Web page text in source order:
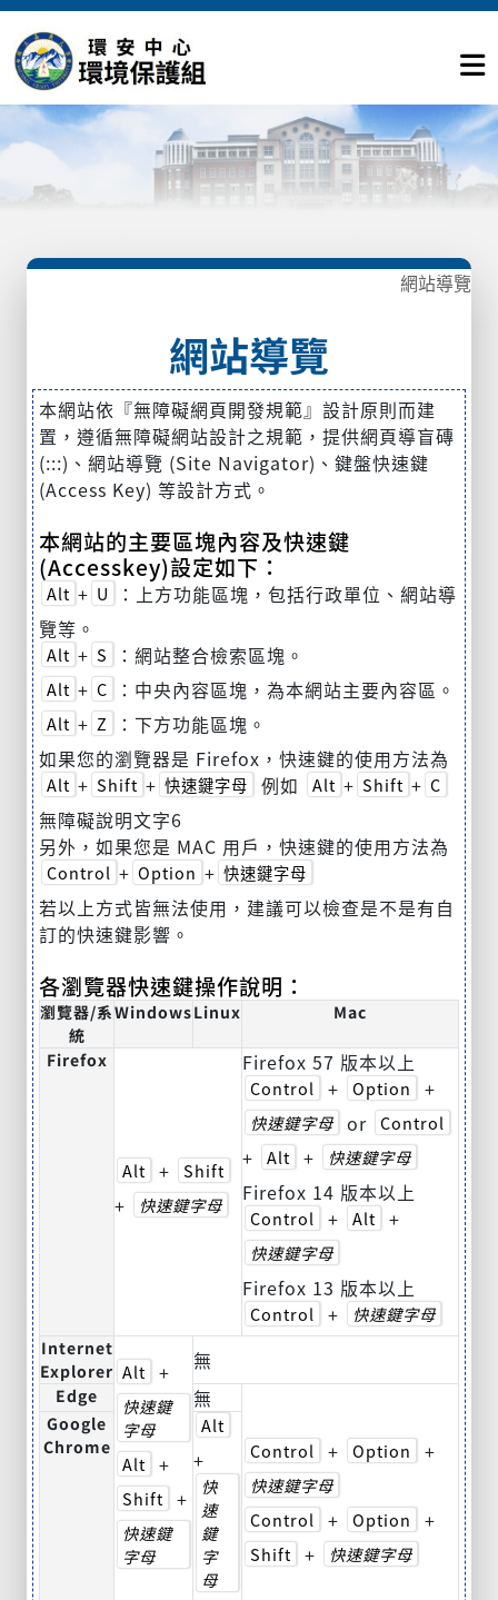
網站導覽
網站導覽
本網站依『無障礙網頁開發規範』設計原則而建
置，遵循無障礙網站設計之規範，提供網頁導盲磚
(:::)、網站導覽 (Site Navigator)、鍵盤快速鍵
(Access Key) 等設計方式。
本網站的主要區塊內容及快速鍵
(Accesskey)設定如下：
Alt + U
：上方功能區塊，包括行政單位、網站導
覽等。
Alt + S ：網站整合檢索區塊。
Alt + C ：中央內容區塊，為本網站主要內容區。
Alt + Z
：下方功能區塊。
如果您的瀏覽器是 Firefox，快速鍵的使用方法為
Alt + Shift + 快速鍵字母 例如 Alt + Shift + C
無障礙說明文字6
另外，如果您是 MAC 用戶，快速鍵的使用方法為
Control + Option + 快速鍵字母
若以上方式皆無法使用，建議可以檢查是不是有自
訂的快速鍵影響。
各瀏覽器快速鍵操作說明：
瀏覽器/系
統
WindowsLinux Mac
Firefox
Alt + Shift
+ 快速鍵字母
Firefox 57 版本以上
Control + Option +
快速鍵字母 or Control
+ Alt + 快速鍵字母
Firefox 14 版本以上
Control + Alt +
快速鍵字母
Firefox 13 版本以上
Control + 快速鍵字母
Internet
Explorer Alt +
快速鍵
字母
Alt
+
Shift +
快速鍵
字母
無
Edge 無
Control + Option +
快速鍵字母
Control
+ Option +
Shift + 快速鍵字母
Google
Chrome
Alt
+
快
速
鍵
字
母